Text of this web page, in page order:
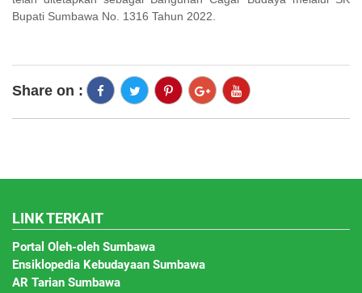
Bupati Sumbawa No. 1316 Tahun 2022.
Share on :
LINK TERKAIT
Portal Oleh-oleh Sumbawa
Ensiklopedia Kebudayaan Sumbawa
AR Tarian Sumbawa